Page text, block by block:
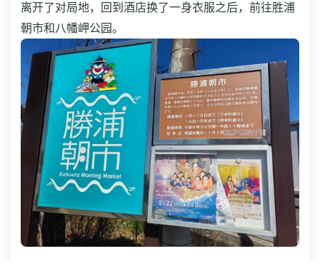
离开了对局地，回到酒店换了一身衣服之后，前往胜浦
朝市和八幡岬公园。